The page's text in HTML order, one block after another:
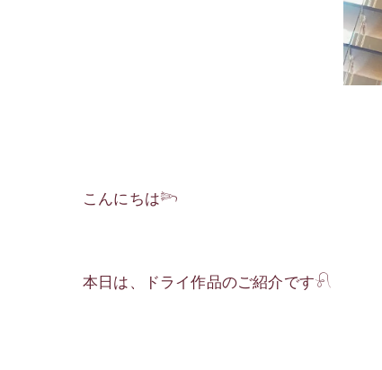
こんにちは𓆸
本日は、ドライ作品のご紹介です𓍯